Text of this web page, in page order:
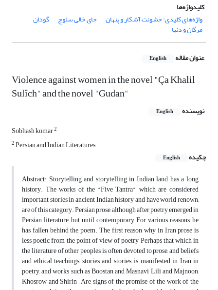
کلیدواژه‌ها
واژه‌های کلیدی: خشونت آشکار و پنهان
جای خالی سلوچ گودان
مرگان و دنیا
عنوان مقاله English
Violence against women in the novel "Ça Khalil
Sulîch" and the novel "Gudan"
نویسنده English
Sobhash komar2
2Persian and Indian Literatures
چکیده
English
Abstract: Storytelling and storytelling in Indian land has a long
history. The works of the "Five Tantra", which are considered
important stories in ancient Indian history and have world renown,
are of this category. Persian prose, although after poetry emerged in
Persian literature, but until contemporary For various reasons, he
has fallen behind the poem. The first reason why in Iran prose is
less poetic from the point of view of poetry Perhaps that which in
the literature of other peoples is often devoted to prose, and beliefs
and ethical teachings, stories and stories, is manifested in Iran in
poetry, and works such as Boostan and Masnavi Lili and Majnoon,
Khosrow and Shirin , Are signs of the promise of the work of the